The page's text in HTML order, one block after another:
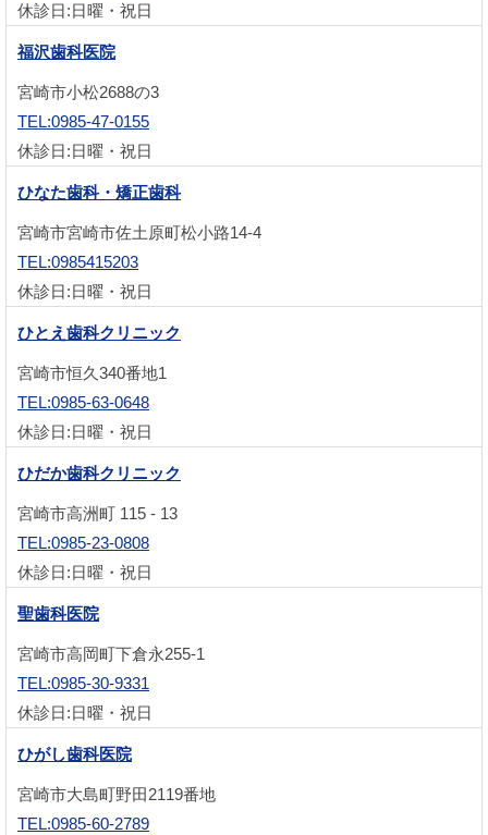
休診日:日曜・祝日
福沢歯科医院
宮崎市小松2688の3
TEL:0985-47-0155
休診日:日曜・祝日
ひなた歯科・矯正歯科
宮崎市宮崎市佐土原町松小路14-4
TEL:0985415203
休診日:日曜・祝日
ひとえ歯科クリニック
宮崎市恒久340番地1
TEL:0985-63-0648
休診日:日曜・祝日
ひだか歯科クリニック
宮崎市高洲町 115 - 13
TEL:0985-23-0808
休診日:日曜・祝日
聖歯科医院
宮崎市高岡町下倉永255-1
TEL:0985-30-9331
休診日:日曜・祝日
ひがし歯科医院
宮崎市大島町野田2119番地
TEL:0985-60-2789